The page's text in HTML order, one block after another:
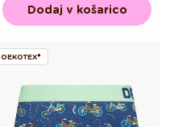
Dodaj v košarico
OEKOTEX®